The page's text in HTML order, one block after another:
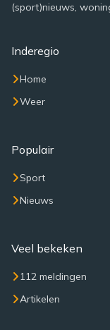
(sport)nieuws,
Inderegio
Home
Weer
Populair
Sport
Nieuws
Veel bekeken
112 meldingen
Artikelen